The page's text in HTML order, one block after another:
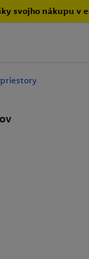
svojho nákupu v